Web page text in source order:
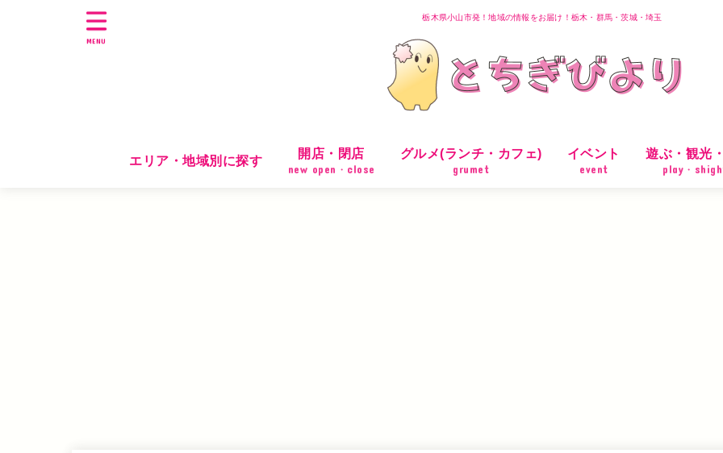
栃木県小山市発！地域の情報をお届け！栃木・群馬・茨城・埼玉
エリア・地域別に探す
開店・閉店
new open・close
グルメ(ランチ・カフェ)
grumet
イベント
event
遊ぶ・観光
play・
MENU